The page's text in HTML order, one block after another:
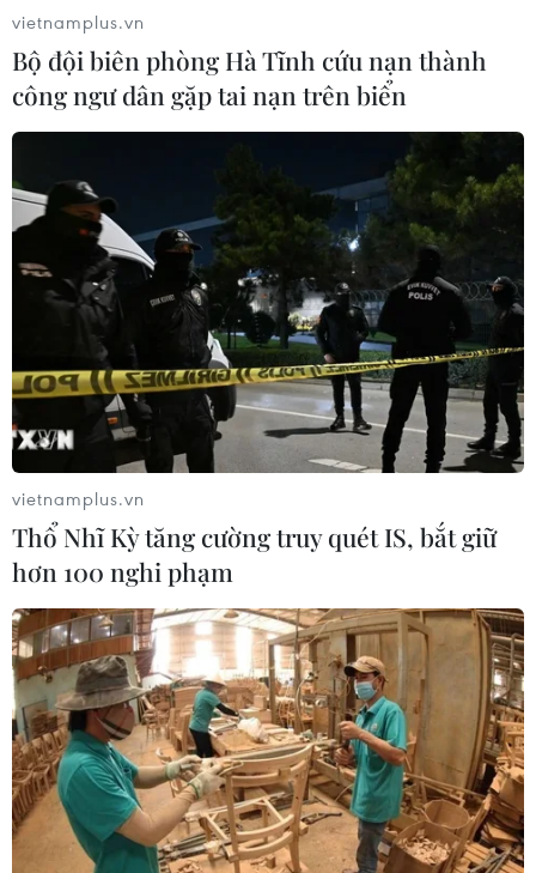
TIN CÙNG CHUYÊN MỤC
Indonesia không áp thuế chống bán
phá giá với nhựa từ Việt Nam
07/08/2026 14:45
Chủ tịch Quốc hội kiêm Chủ tịch Hạ
vietnamplus.vn
Bộ đội biên phòng Hà Tĩnh cứu nạn thành
công ngư dân gặp tai nạn trên biển
vietnamplus.vn
Thổ Nhĩ Kỳ tăng cường truy quét IS, bắt giữ
hơn 100 nghi phạm